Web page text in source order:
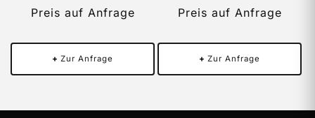
Preis auf Anfrage
+ Zur Anfrage
Preis auf Anfrage
+ Zur Anfrage